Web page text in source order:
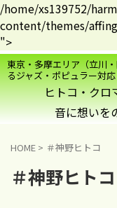
/home/xs139752/
content/themes/
">
東京・多摩エリア（立川
るジャズ・ポピュラー対
ヒトコ・クロ
HOME > ＃神野ヒトコ
＃神野ヒトコ